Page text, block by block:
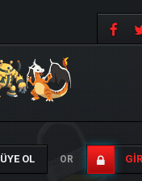
ÜYE OL OR